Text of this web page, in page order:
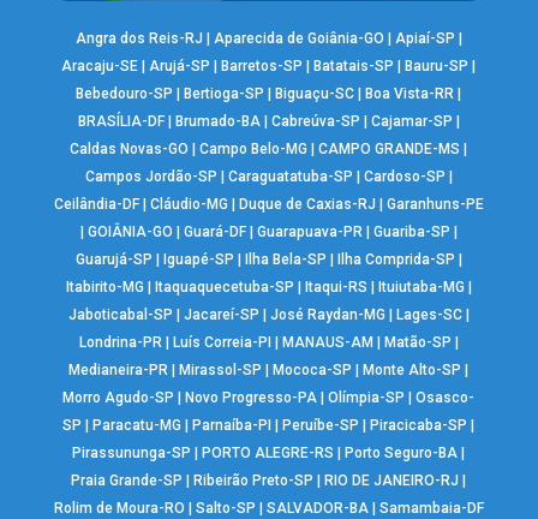
Angra dos Reis-RJ Aparecida de Goiânia-GO Apiaí-SP
Aracaju-SE |Arujá-SP Barretos-SP Batatais-SP Bauru-SP
Bebedouro-SP
Bertioga-SP Biguaçu-SC Boa Vista-RR
BRASÍLIA-DF| Brumado-BA| Cabreúva-SP Cajamar-SP
Caldas Novas-GO
|Campo Belo-MG |CAMPO GRANDE-MS
Campos Jordão-SP
Caraguatatuba-SP Cardoso-SP
Ceilândia-DF| Cláudio-MG Duque de Caxias-RJ
Garanhuns-PE
GOIÂNIA-GO Guará-DF| Guarapuava-PR| Guariba-SP
Guarujá-SP
Iguapé-SP Ilha Bela-SP Ilha Comprida-SP
Itabirito-MG
Itaquaquecetuba-SP Itaqui-RS Ituiutaba-MG
Jaboticabal-SP
Jacareí-SP José Raydan-MG Lages-SC|
Londrina-PR| Luís Correia-PI MANAUS-AM Matão-SP
Medianeira-PR
Mirassol-SP Mococa-SP Monte Alto-SP
Morro Agudo-SP
Novo Progresso-PA |Olímpia-SP |Osasco-
SP
Paracatu-MG Parnaíba-PI Peruíbe-SP Piracicaba-SP
Pirassununga-SP
PORTO ALEGRE-RS Porto Seguro-BA
Praia Grande-SP
Ribeirão Preto-SP RIO DE JANEIRO-RJ
Rolim de Moura-RO
Salto-SP SALVADOR-BA| Samambaia-DF